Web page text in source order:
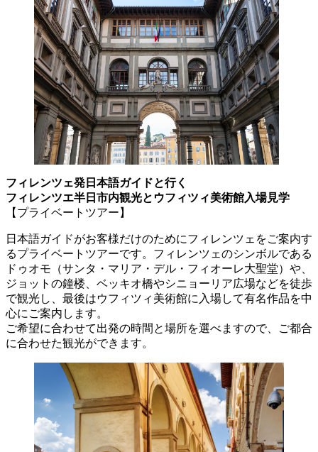
フィレンツェ発日本語ガイドと行く
フィレンツエ半日市内観光とウフィツィ美術館入場見学
【プライベートツアー】
日本語ガイドがお客様だけのためにフィレンツェをご案内す
るプライベートツアーです。フィレンツェのシンボルである
ドゥオモ（サンタ・マリア・デル・フィオーレ大聖堂）や、
ジョットの鐘楼、ベッキオ橋やシニョーリア広場などを徒歩
で観光し、最後はウフィツィ美術館に入場して有名作品を中
心にご案内します。
ご希望に合わせて出発の時間と場所を選べますので、ご都合
に合わせた観光ができます。